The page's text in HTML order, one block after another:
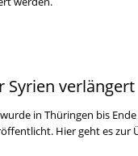
verlängert
in Thüringen bis Ende
Hier geht es zur